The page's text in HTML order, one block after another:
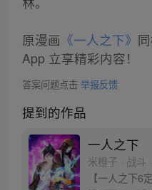
原漫画 《一人之下》
App 立享精彩内容！
答案问题点击 举报反馈
提到的作品
一人之下
米橙子 · 战斗
【一人之下6